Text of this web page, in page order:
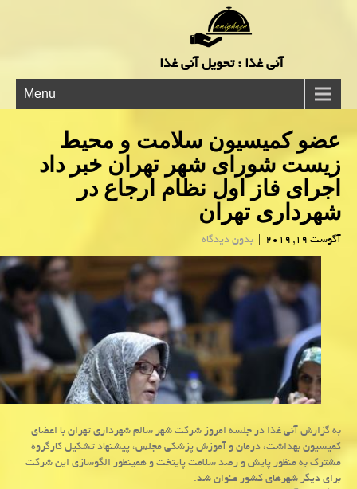
آنی غذا : تحویل آنی غذا
Menu
عضو كمیسیون سلامت و محیط
زیست شورای شهر تهران خبر داد
اجرای فاز اول نظام ارجاع در
شهرداری تهران
آگوست 19, 2019 | بدون دیدگاه
به گزارش آنی غذا در جلسه امروز شركت شهر سالم شهرداری تهران با اعضای
كمیسیون بهداشت، درمان و آموزش پزشكی مجلس، پیشنهاد تشكیل كارگروه
مشترك به منظور پایش و رصد سلامت پایتخت و همینطور الگوسازی این شركت
برای دیگر شهرهای كشور عنوان شد.